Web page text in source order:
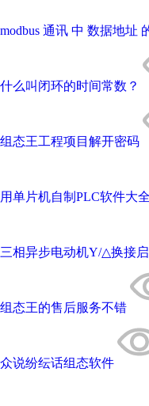
modbus 通讯 中 数据地址
什么叫闭环的时间常数？
组态王工程项目解开密码
用单片机自制PLC软件大全
三相异步电动机Y/△换接
组态王的售后服务不错
众说纷纭话组态软件